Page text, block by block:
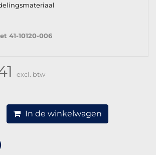
41-10120-006
excl. btw
In de winkelwagen